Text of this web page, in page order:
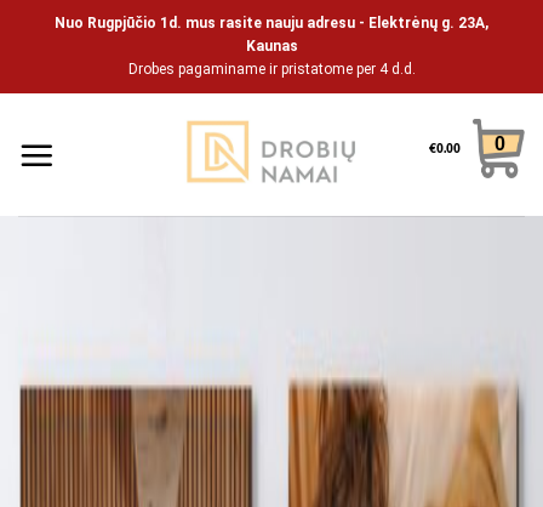
Nuo Rugpjūčio 1d. mus rasite nauju adresu - Elektrėnų g. 23A,
Kaunas
Drobes pagaminame ir pristatome per 4 d.d.
€0.00 0